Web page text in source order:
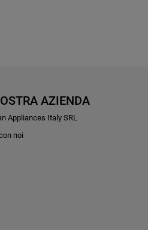
AZIENDA
Appliances Italy SRL
noi